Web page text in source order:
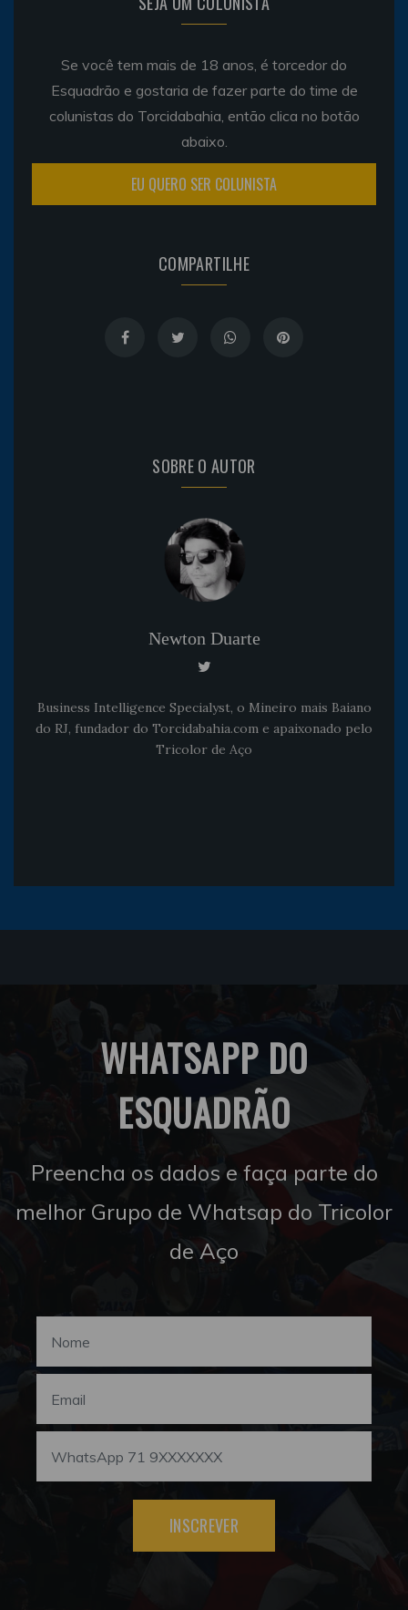
Se você tem mais de 18 anos, é torcedor do
Esquadrão e gostaria de fazer parte do time de
colunistas do Torcidabahia, então clica no botão
abaixo.
EU QUERO SER COLUNISTA
COMPARTILHE
SOBRE O AUTOR
Newton Duarte
Business Intelligence Specialyst, o Mineiro mais Baiano
do RJ, fundador do Torcidabahia.com e apaixonado pelo
Tricolor de Aço
WHATSAPP DO
ESQUADRÃO
Preencha os dados e faça parte do
melhor Grupo de Whatsap do Tricolor
de Aço
INSCREVER